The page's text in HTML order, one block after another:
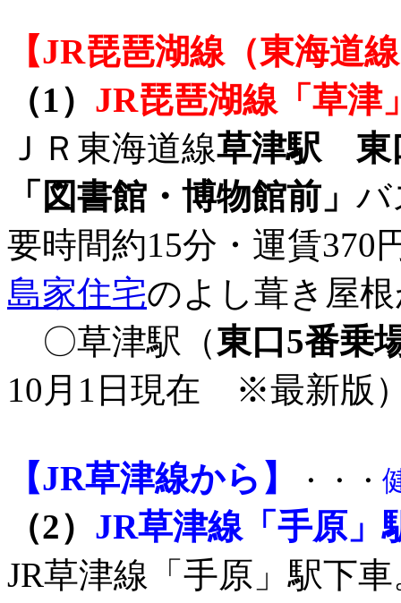
【JR琵琶湖線（東海道
（1） JR琵琶湖線「草津
ＪＲ東海道線草津駅
東
「図書館・博物館前」 バ
要時間約15分・運賃370
島家住宅のよし葺き屋
〇草津駅（東口5番乗
10月1日現在 ※最新版
【JR草津線から】 ・・・
（2） JR草津線「手原」
JR草津線「手原」駅下